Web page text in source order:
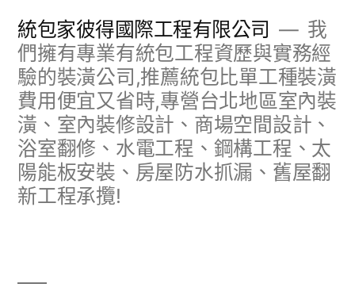
統包家彼得國際工程有限公司
我
們擁有專業有統包工程資歷與實務經
驗的裝潢公司,推薦統包比單工種裝潢
費用便宜又省時,專營台北地區室內裝
潢、室內裝修設計、商場空間設計、
浴室翻修、水電工程、鋼構工程、太
陽能板安裝、房屋防水抓漏、舊屋翻
新工程承攬!